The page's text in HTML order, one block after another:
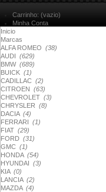
Carrinho: (vazio)
Minha Conta
Inicio
Marcas
ALFA ROMEO (38)
AUDI (629)
BMW (689)
BUICK (1)
CADILLAC (2)
CITROEN (63)
CHEVROLET (3)
CHRYSLER (8)
DACIA (4)
FERRARI (1)
FIAT (29)
FORD (31)
GMC (1)
HONDA (54)
HYUNDAI (3)
KIA (0)
LANCIA (2)
MAZDA (4)